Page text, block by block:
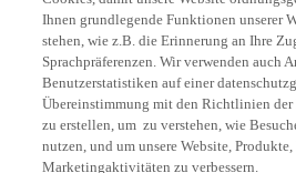
Ihnen grundlegende Funktionen unserer
stehen, wie z.B. die Erinnerung an Ihre
Sprachpräferenzen. Wir verwenden auch
Benutzerstatistiken auf einer
Übereinstimmung mit den Richtlinien der
zu erstellen, um zu verstehen, wie
nutzen, und um unsere Website,
Marketingaktivitäten zu verbessern.